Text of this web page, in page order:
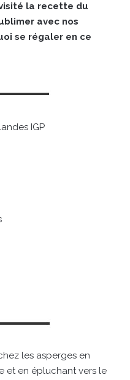
la recette du
avec nos
se régaler en ce
IGP
les asperges en
et en épluchant vers le